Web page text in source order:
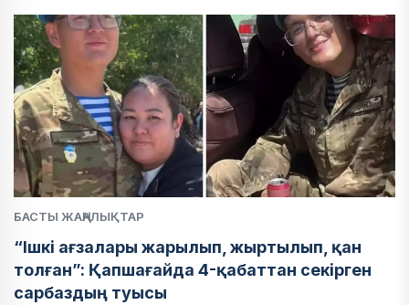
БАСТЫ ЖАҢАЛЫҚТАР
“Ішкі ағзалары жарылып, жыртылып, қан
толған”: Қапшағайда 4-қабаттан секірген
сарбаздың туысы